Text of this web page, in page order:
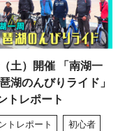
土）開催 「南湖一
湖のんびりライド」
トレポート
トレポート 初心者